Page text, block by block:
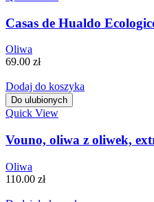
Casas de Hualdo
Oliwa
69.00 zł
Dodaj do koszyka
Do ulubionych
Quick View
Vouno, oliwa z oliwek,
Oliwa
110.00 zł